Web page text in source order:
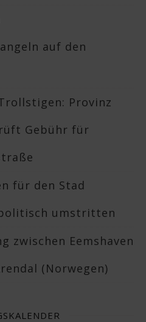
auf den
Provinz
Gebühr für
für den Stad
umstritten
zwischen Eemshaven
(Norwegen)